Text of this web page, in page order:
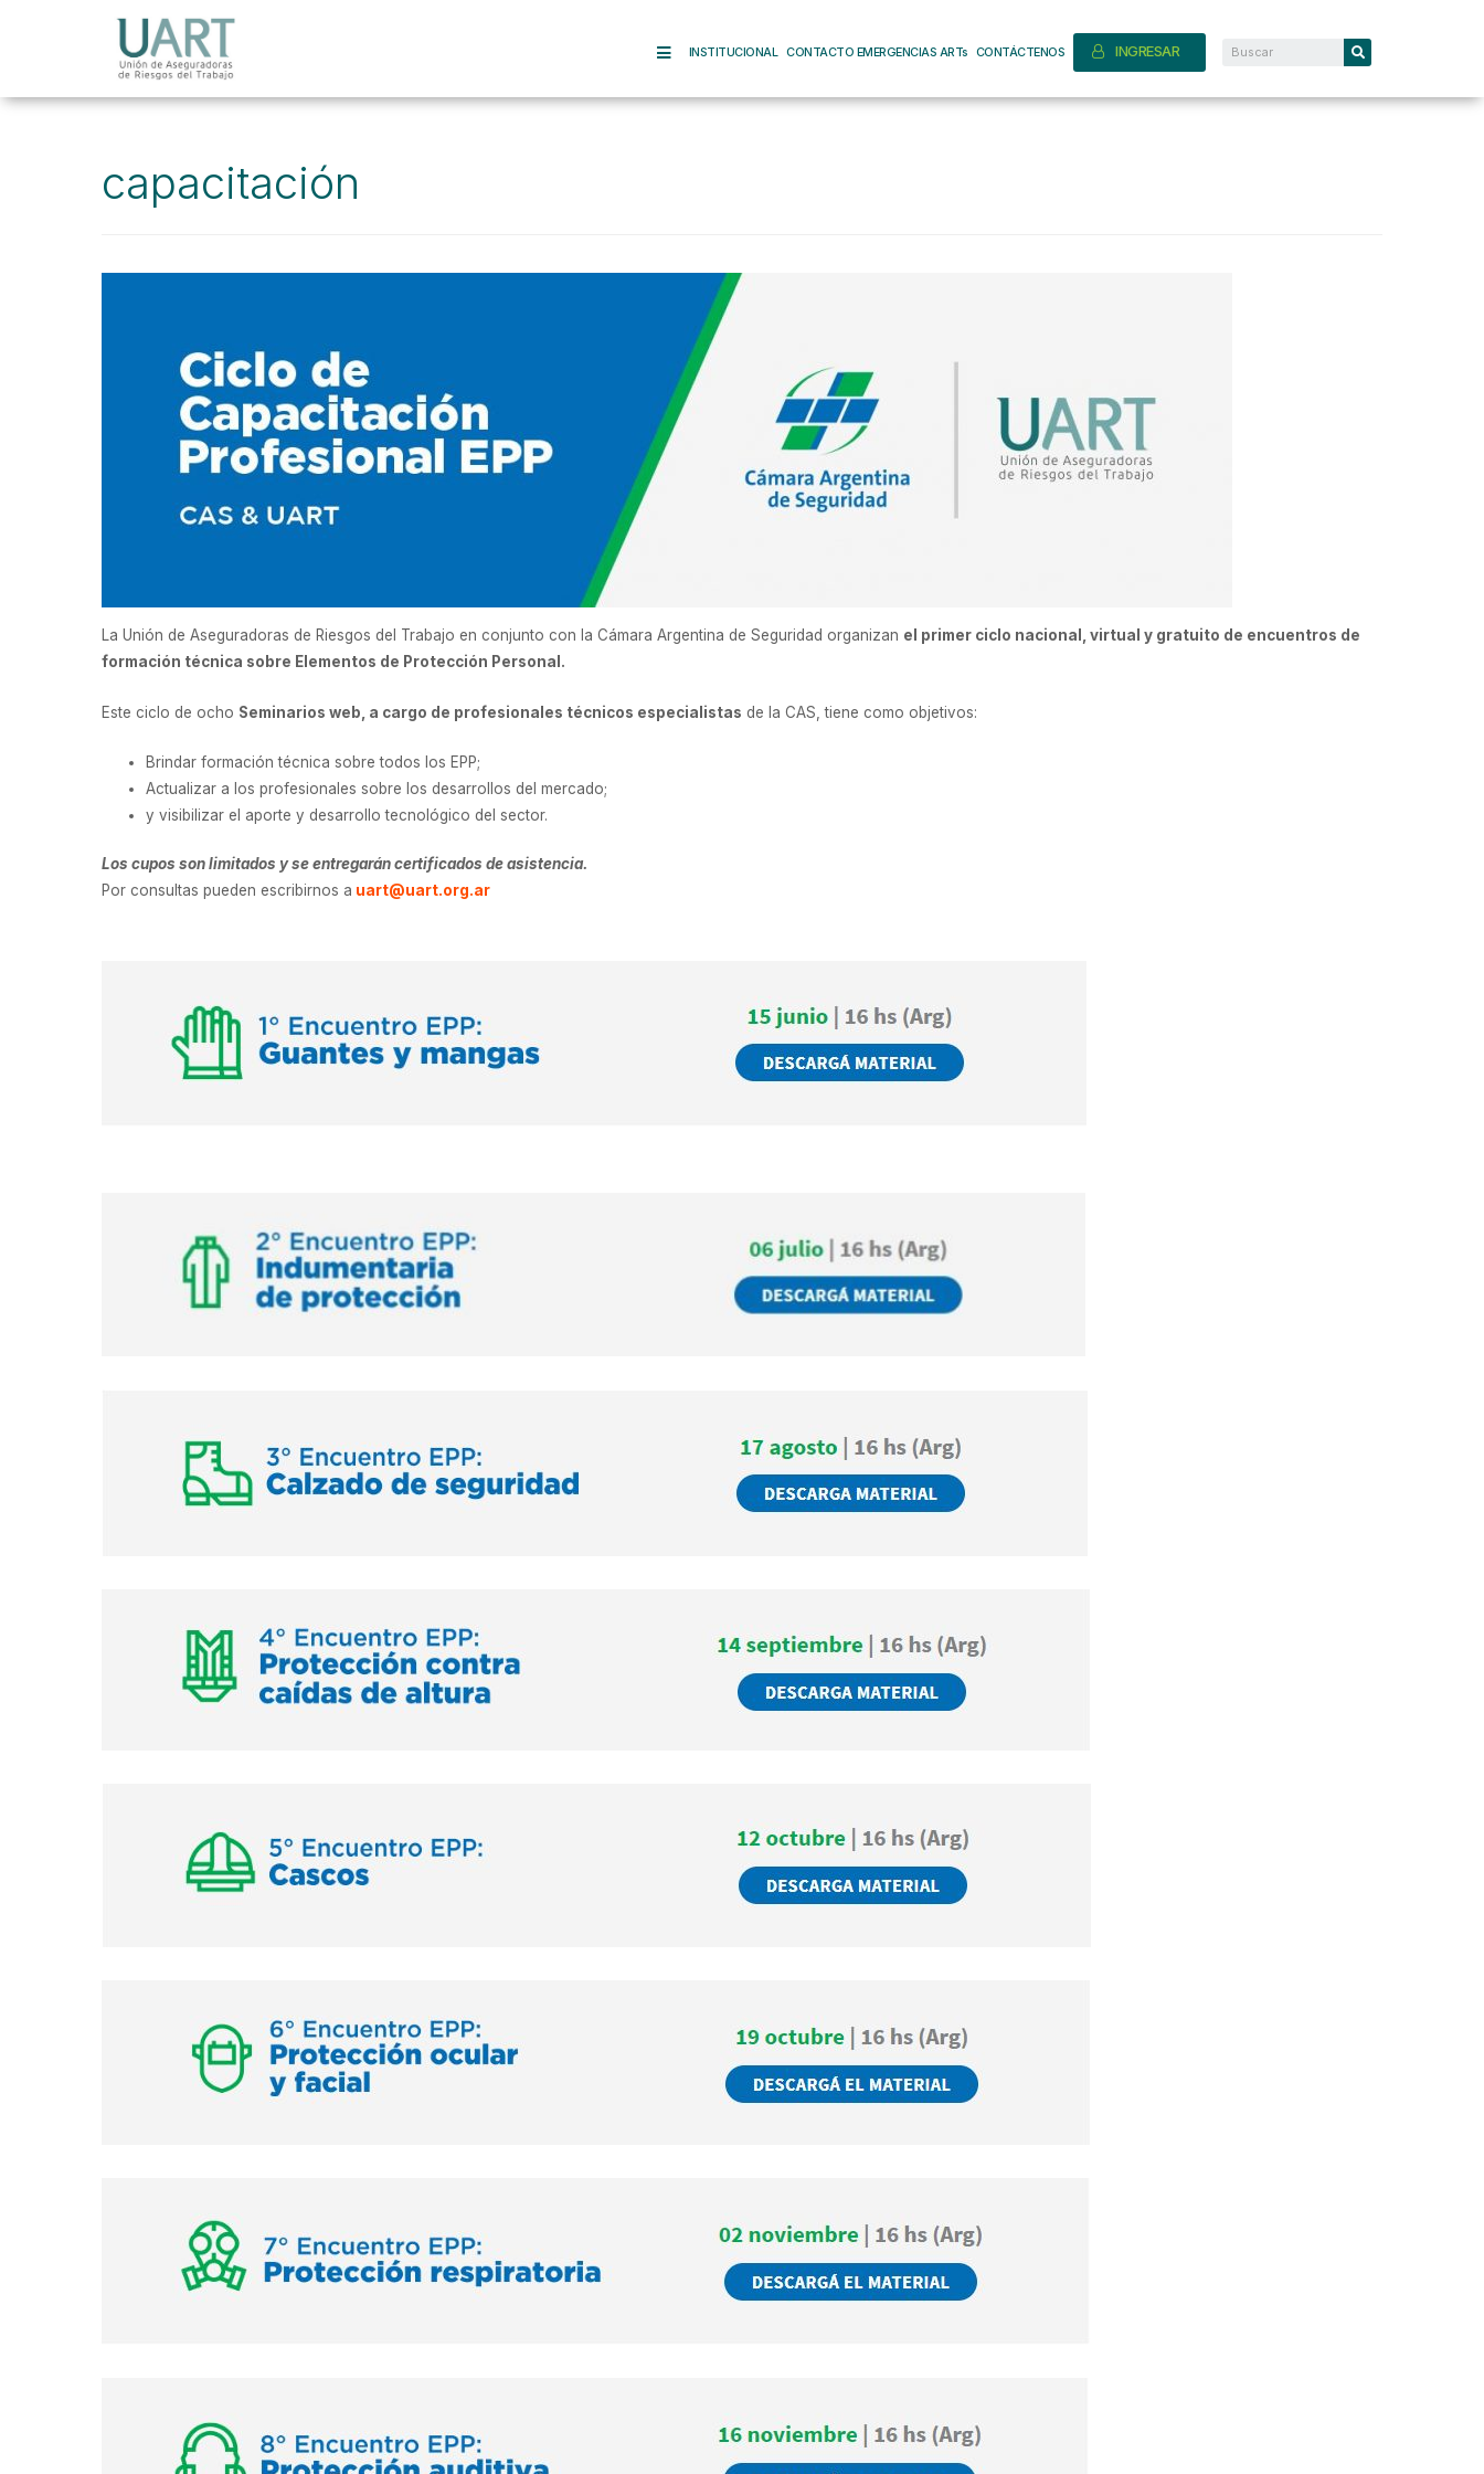
INSTITUCIONAL CONTACTO EMERGENCIAS ARTs CONTÁCTENOS INGRESAR
capacitación
La Unión de Aseguradoras de Riesgos del Trabajo en conjunto con la Cámara Argentina de Seguridad organizan el primer ciclo nacional, virtual y gratuito de encuentros de
formación técnica sobre Elementos de Protección Personal.
Este ciclo de ocho Seminarios web, a cargo de profesionales técnicos especialistas de la CAS, tiene como objetivos:
Brindar formación técnica sobre todos los EPP;
Actualizar a los profesionales sobre los desarrollos del mercado;
y visibilizar el aporte y desarrollo tecnológico del sector.
Los cupos son limitados y se entregarán certificados de asistencia.
Por consultas pueden escribirnos a uart@uart.org.ar